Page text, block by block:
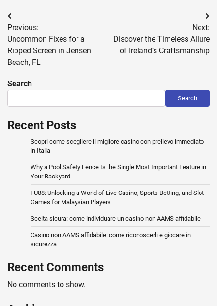
Post
navigation
Previous:
Uncommon Fixes for a
Ripped Screen in Jensen
Beach, FL
Next:
Discover the Timeless Allure
of Ireland’s Craftsmanship
Search
Search
Recent Posts
Scopri come scegliere il migliore casino con prelievo immediato
in Italia
Why a Pool Safety Fence Is the Single Most Important Feature in
Your Backyard
FU88: Unlocking a World of Live Casino, Sports Betting, and Slot
Games for Malaysian Players
Scelta sicura: come individuare un casino non AAMS affidabile
Casino non AAMS affidabile: come riconoscerli e giocare in
sicurezza
Recent Comments
No comments to show.